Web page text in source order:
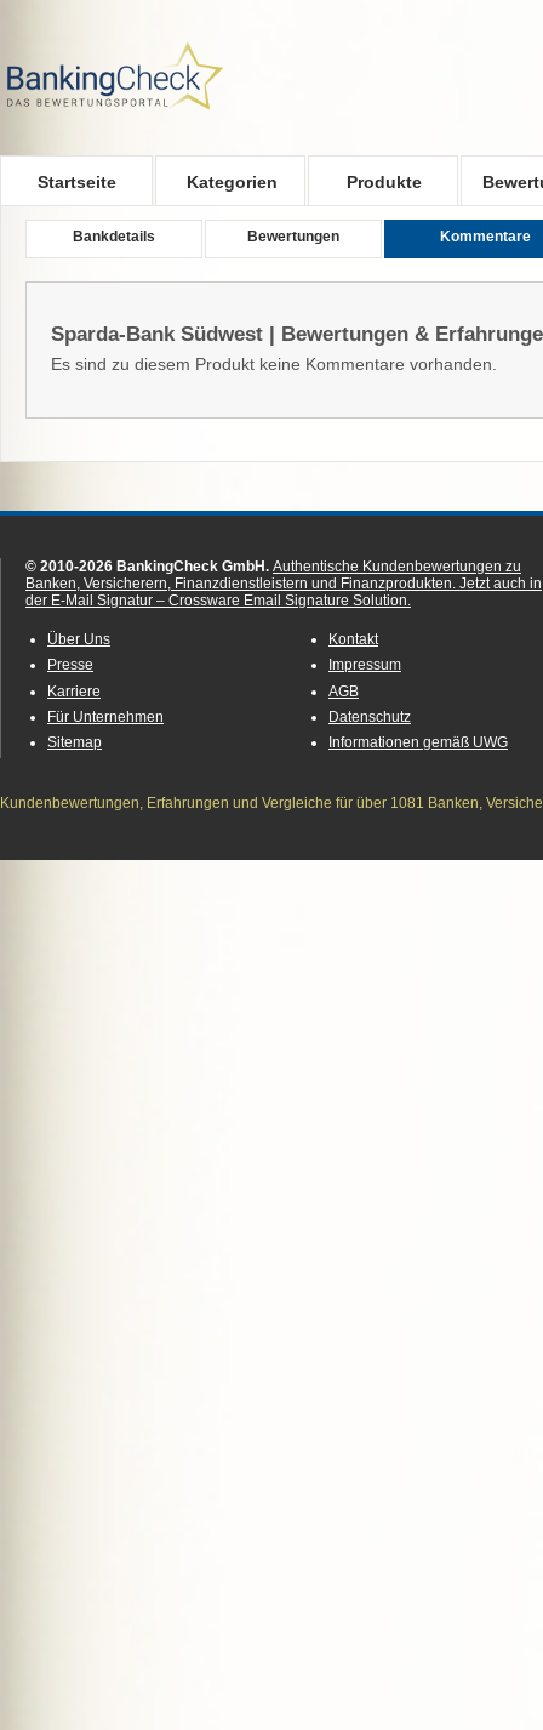
Startseite Kategorien Produkte
Bankdetails Bewertungen Kommentare
Sparda-Bank Südwest | Bewertungen &
Es sind zu diesem Produkt keine Kommentare vorhanden.
© 2010-2026 BankingCheck GmbH. Authentische Kundenbewertungen zu
Banken, Versicherern, Finanzdienstleistern und Finanzprodukten. Jetzt auch in
der E-Mail Signatur – Crossware Email Signature Solution.
Über Uns
Presse
Karriere
Für Unternehmen
Sitemap
Kontakt
Impressum
AGB
Datenschutz
Informationen gemäß UWG
Kundenbewertungen, Erfahrungen und Vergleiche für über 1081 Banken,